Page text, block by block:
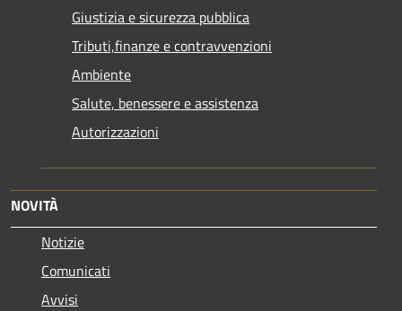
Giustizia e sicurezza pubblica
Tributi,finanze e contravvenzioni
Ambiente
Salute, benessere e assistenza
Autorizzazioni
NOVITÀ
Notizie
Comunicati
Avvisi